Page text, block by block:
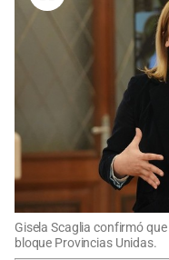
Gisela Scaglia confirmó
bloque Provincias Unidas.